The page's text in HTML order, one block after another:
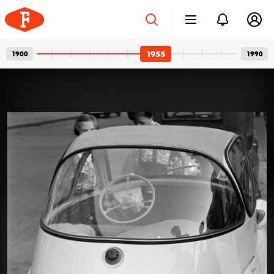
1955
pillanatok
Bordács Ferenc fotográfus két világa
Az idén száz éve született Bordács Ferenc, a
Középületépítő Vállalat egykori fotográfusának
fotóhagyatéka egyszerre nyújt tárgyilagos látleletet a
késő modern magyar építészet emblematikus
épületeinek születéséről; és tárja fel egy folyamatosan
kísérletező, a családi pillanatok megragadásán túl
autonóm képeket is készítő alkotó gyakorlatát.
Felvételein budapesti és párizsi utcák, balatoni nyarak,
a felhőtlen gyermekkor hangulatai, valamint
építőmunkások, és mára nem egy esetben eldózerolt
épületek születésének pillanatai váltják egymást. A
1900 1990
1955